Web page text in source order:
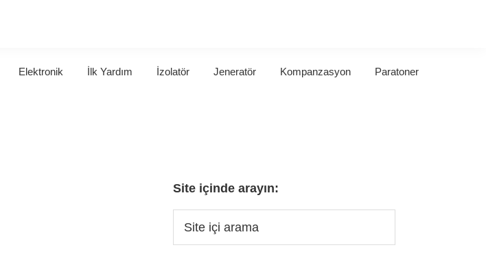
Elektronik İlk Yardım İzolatör Jeneratör Kompanzasyon Paratoner
Site içinde arayın: